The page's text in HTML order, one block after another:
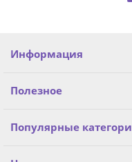
Информация
Полезное
Популярные